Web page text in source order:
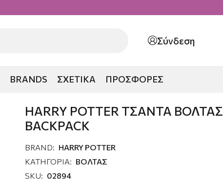
Σύνδεση
BRANDS ΣΧΕΤΙΚΑ ΠΡΟΣΦΟΡΕΣ
HARRY POTTER ΤΣΑΝΤΑ ΒΟΛΤΑΣ
BACKPACK
BRAND: HARRY POTTER
ΚΑΤΗΓΟΡΙΑ: ΒΟΛΤΑΣ
SKU: 02894